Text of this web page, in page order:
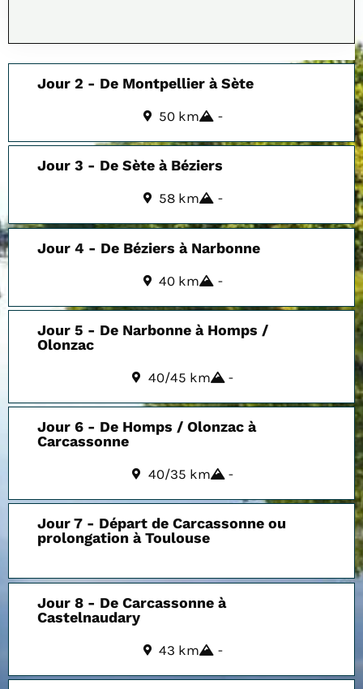
Jour 2 - De Montpellier à Sète
50 km -
Jour 3 - De Sète à Béziers
58 km -
Jour 4 - De Béziers à Narbonne
40 km -
Jour 5 - De Narbonne à Homps /
Olonzac
40/45 km -
Jour 6 - De Homps / Olonzac à
Carcassonne
40/35 km -
Jour 7 - Départ de Carcassonne ou
prolongation à Toulouse
Jour 8 - De Carcassonne à
Castelnaudary
43 km -